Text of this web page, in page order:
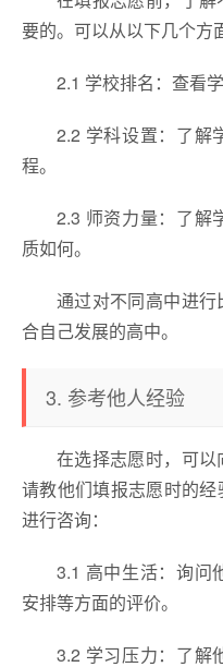
要的。可以从以下几个方
2.1 学校排名：查看
2.2 学科设置：了解
程。
2.3 师资力量：了解
质如何。
通过对不同高中进
合自己发展的高中。
3. 参考他人经验
在选择志愿时，可
请教他们填报志愿时的
进行咨询：
3.1 高中生活：询问
安排等方面的评价。
3.2 学习压力：了解